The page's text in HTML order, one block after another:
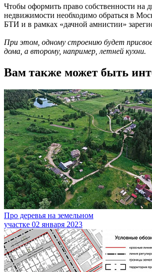
Чтобы оформить право собственности на
недвижимости необходимо обраться в
БТИ и в рамках «дачной амнистии»
При этом, одному строению будет
дома, а второму, например, летней кухни.
Вам также может быть
Про деревья на земельном
участке 02 января 2023